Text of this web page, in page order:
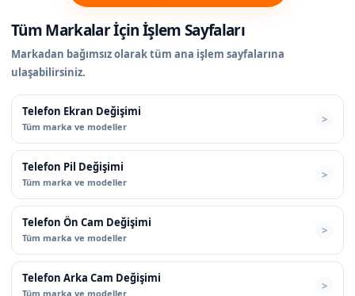
Tüm Markalar İçin İşlem Sayfaları
Markadan bağımsız olarak tüm ana işlem sayfalarına
ulaşabilirsiniz.
Telefon Ekran Değişimi
Tüm marka ve modeller
Telefon Pil Değişimi
Tüm marka ve modeller
Telefon Ön Cam Değişimi
Tüm marka ve modeller
Telefon Arka Cam Değişimi
Tüm marka ve modeller